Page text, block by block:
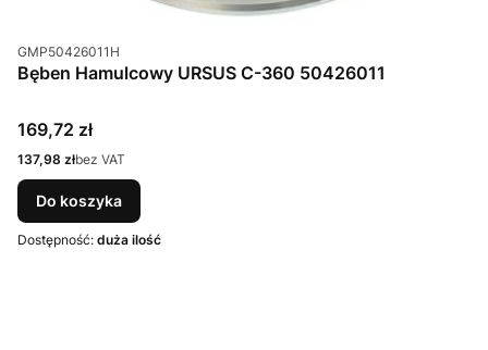
Kod produktu
GMP50426011H
Bęben Hamulcowy URSUS C-360 50426011
Cena
169,72 zł
Cena
137,98 złbez VAT
Do koszyka
Dostępność: duża ilość